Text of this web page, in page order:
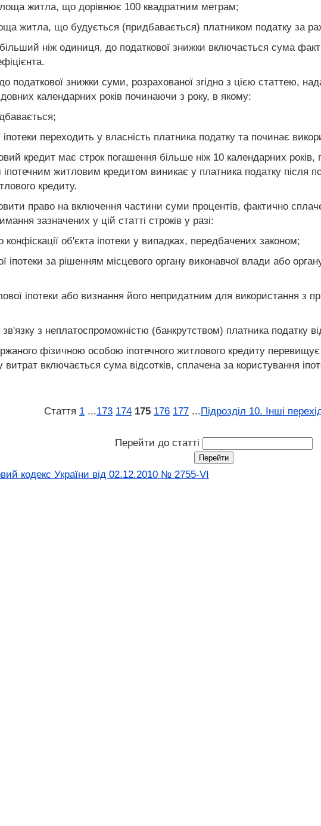
житла, що дорівнює 100 квадратним метрам;
житла, що будується (придбавається) платником податку за
ніж одиниця, до податкової знижки включається сума
податкової знижки суми, розрахованої згідно з цією статтею,
календарних років починаючи з року, в якому:
переходить у власність платника податку та починає
кредит має строк погашення більше ніж 10 календарних
житловим кредитом виникає у платника податку після
кредиту.
право на включення частини суми процентів, фактично
зазначених у цій статті строків у разі:
об'єкта іпотеки у випадках, передбачених законом;
іпотеки за рішенням місцевого органу виконавчої влади або
іпотеки або визнання його непридатним для використання з
з неплатоспроможністю (банкрутством) платника податку
фізичною особою іпотечного житлового кредиту
витрат включається сума відсотків, сплачена за користування
Стаття 1 ...173 174 175 176 177 ...Підрозділ 10. Інші
Перейти до статті
кодекс України від 02.12.2010 № 2755-VI